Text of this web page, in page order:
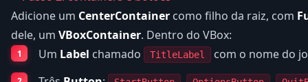
Adicione um CenterContainer como filho da raiz, com
dele, um VBoxContainer. Dentro do VBox:
Um Label chamado TitleLabel
com o nome do